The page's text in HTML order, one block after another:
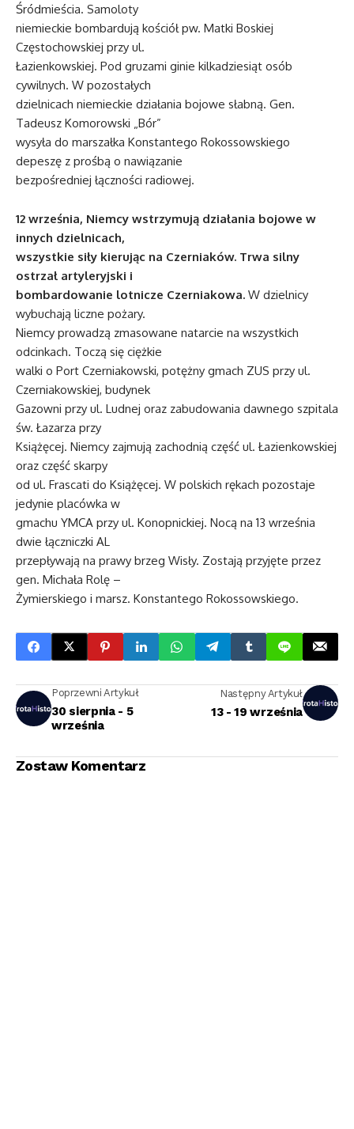
Śródmieścia. Samoloty
niemieckie bombardują kościół pw. Matki Boskiej
Częstochowskiej przy ul.
Łazienkowskiej. Pod gruzami ginie kilkadziesiąt osób
cywilnych. W pozostałych
dzielnicach niemieckie działania bojowe słabną. Gen.
Tadeusz Komorowski „Bór”
wysyła do marszałka Konstantego Rokossowskiego
depeszę z prośbą o nawiązanie
bezpośredniej łączności radiowej.
12 września, Niemcy wstrzymują działania bojowe w
innych dzielnicach,
wszystkie siły kierując na Czerniaków. Trwa silny
ostrzał artyleryjski i
bombardowanie lotnicze Czerniakowa. W dzielnicy
wybuchają liczne pożary.
Niemcy prowadzą zmasowane natarcie na wszystkich
odcinkach. Toczą się ciężkie
walki o Port Czerniakowski, potężny gmach ZUS przy ul.
Czerniakowskiej, budynek
Gazowni przy ul. Ludnej oraz zabudowania dawnego szpitala
św. Łazarza przy
Książęcej. Niemcy zajmują zachodnią część ul. Łazienkowskiej
oraz część skarpy
od ul. Frascati do Książęcej. W polskich rękach pozostaje
jedynie placówka w
gmachu YMCA przy ul. Konopnickiej. Nocą na 13 września
dwie łączniczki AL
przepływają na prawy brzeg Wisły. Zostają przyjęte przez
gen. Michała Rolę –
Żymierskiego i marsz. Konstantego Rokossowskiego.
Poprzewni Artykuł
30 sierpnia - 5
września
Następny Artykuł
13 - 19 września
Zostaw Komentarz